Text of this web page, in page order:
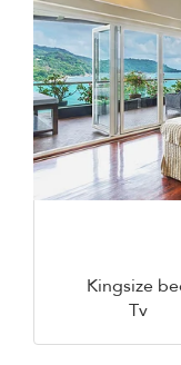
Kingsize
Tv